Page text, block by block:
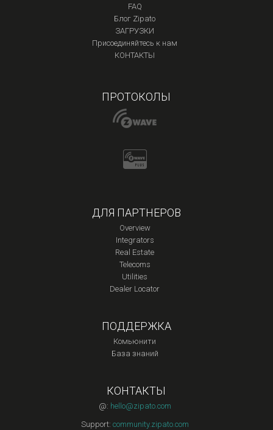
FAQ
Блог Zipato
ЗАГРУЗКИ
Присоединяйтесь к нам
КОНТАКТЫ
ПРОТОКОЛЫ
ДЛЯ ПАРТНЕРОВ
Overview
Integrators
Real Estate
Telecoms
Utilities
Dealer Locator
ПОДДЕРЖКА
Комьюнити
База знаний
КОНТАКТЫ
@: hello@zipato.com
Support: community.zipato.com